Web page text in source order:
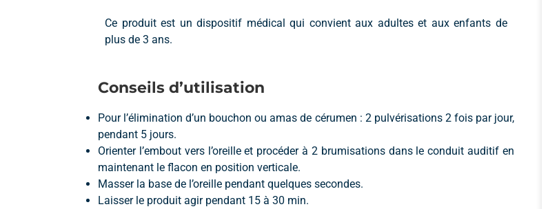
Ce produit est un dispositif médical qui convient aux adultes et aux enfants de
plus de 3 ans.
Conseils d’utilisation
Pour l’élimination d’un bouchon ou amas de cérumen : 2 pulvérisations 2 fois par jour,
pendant 5 jours.
Orienter l’embout vers l’oreille et procéder à 2 brumisations dans le conduit auditif en
maintenant le flacon en position verticale.
Masser la base de l’oreille pendant quelques secondes.
Laisser le produit agir pendant 15 à 30 min.